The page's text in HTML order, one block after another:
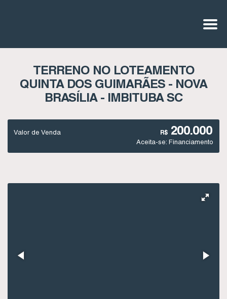
TERRENO NO LOTEAMENTO
QUINTA DOS GUIMARÃES - NOVA
BRASÍLIA - IMBITUBA SC
R$ 200.000
Valor de Venda
Aceita-se: Financiamento